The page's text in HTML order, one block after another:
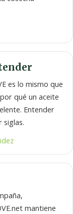
es lo mismo que
qué un aceite
Entender
siglas.
mantiene